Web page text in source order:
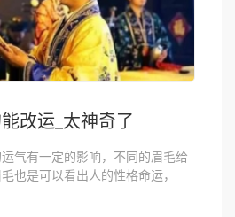
改运_太神奇了
气有一定的影响，不同的眉毛给
也是可以看出人的性格命运，